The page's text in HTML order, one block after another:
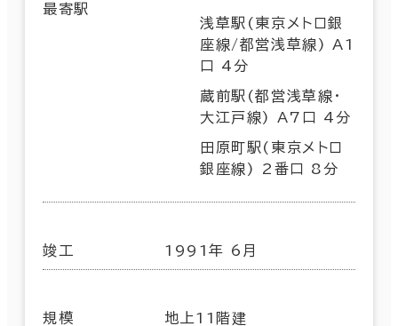
最寄駅
浅草駅(東京メトロ銀
座線/都営浅草線) A1
口 4分
蔵前駅(都営浅草線･
大江戸線) A7口 4分
田原町駅(東京メトロ
銀座線) 2番口 8分
竣工 1991年 6月
規模 地上11階建